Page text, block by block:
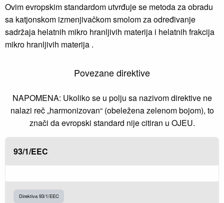
Ovim evropskim standardom utvrđuje se metoda za obradu
sa katjonskom izmenjivačkom smolom za određivanje
sadržaja helatnih mikro hranljivih materija i helatnih frakcija
mikro hranljivih materija .
Povezane direktive
NAPOMENA: Ukoliko se u polju sa nazivom direktive ne
nalazi reč „harmonizovan“ (obeležena zelenom bojom), to
znači da evropski standard nije citiran u OJEU.
93/1/EEC
Direktiva 93/1/EEC